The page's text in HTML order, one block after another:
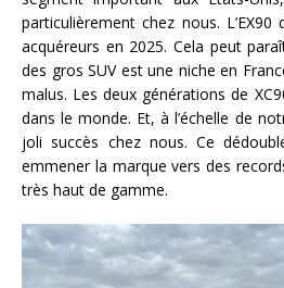
particulièrement chez nous.
acquéreurs en 2025. Cela peut
des gros SUV est une niche en
malus. Les deux générations de
dans le monde. Et, à l’échelle de
joli succès chez nous. Ce
emmener la marque vers des
très haut de gamme.